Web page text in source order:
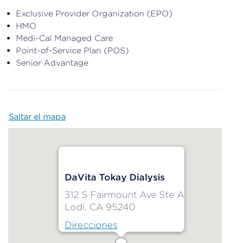
Exclusive Provider Organization (EPO)
HMO
Medi-Cal Managed Care
Point-of-Service Plan (POS)
Senior Advantage
Saltar el mapa
DaVita Tokay Dialysis
312 S Fairmount Ave Ste A
Lodi, CA 95240
Direcciones